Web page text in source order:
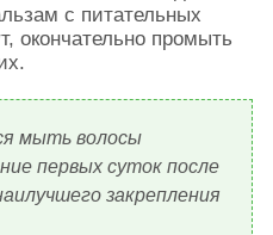
с питательных
окончательно промыть
мыть волосы
первых суток после
закрепления